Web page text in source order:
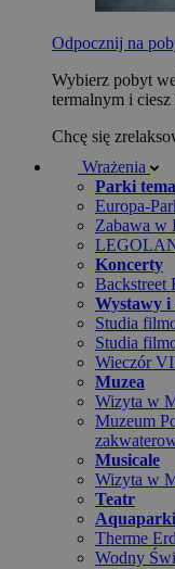
Odpocznij na
Wybierz pobyt
termalnym i
Chcę się
Wrażenia
Parki
Europa-
Zabawa w
Koncerty
Backstreet
Wystawy i
Studia
Studia
Wieczór
Muzea
Wizyta w
Muzeum
Musicale
Wizyta w
Teatr
Aquaparki
Therme
Wodny